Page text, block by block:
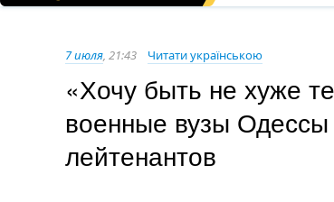
7 июля, 21:43 Читати українською
«Хочу быть не хуже
военные вузы
лейтенантов